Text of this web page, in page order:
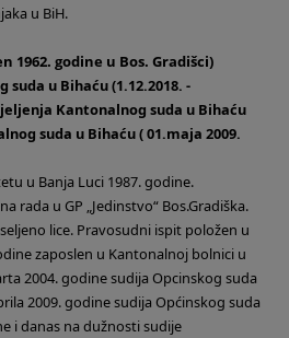
u BiH.
1962. godine u Bos. Gradišci)
u Bihaću (1.12.2018. -
Kantonalnog suda u Bihaću
suda u Bihaću ( 01.maja 2009.
u Banja Luci 1987. godine.
rada u GP „Jedinstvo“ Bos.Gradiška.
lice. Pravosudni ispit položen u
zaposlen u Kantonalnoj bolnici u
2004. godine sudija Opcinskog suda
2009. godine sudija Općinskog suda
i danas na dužnosti sudije